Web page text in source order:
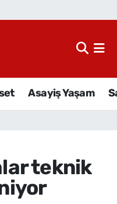
Asayiş Yaşam
teknik